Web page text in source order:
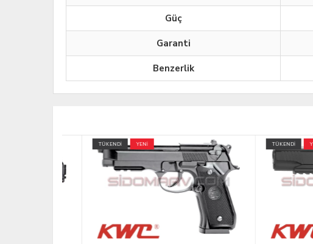
Güç
Garanti
Benzerlik
TÜKENDİ YENİ TÜKENDİ YENİ